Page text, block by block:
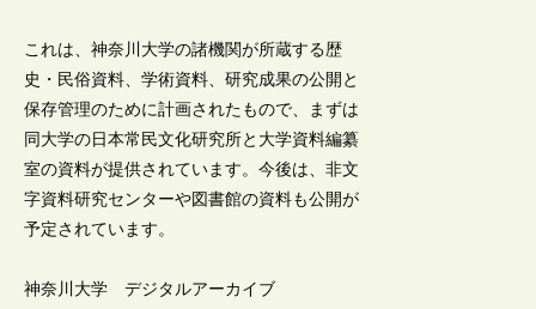
これは、神奈川大学の諸機関が所蔵する歴
史・民俗資料、学術資料、研究成果の公開と
保存管理のために計画されたもので、まずは
同大学の日本常民文化研究所と大学資料編纂
室の資料が提供されています。今後は、非文
字資料研究センターや図書館の資料も公開が
予定されています。
神奈川大学 デジタルアーカイブ